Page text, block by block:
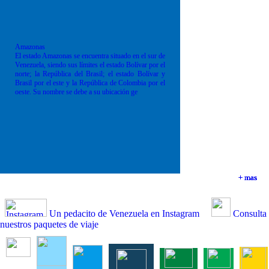
+ mas
+ mas
+ mas
Amazonas
El estado Amazonas se encuentra situado en el sur de
Venezuela, siendo sus límites el estado Bolívar por el
norte; la República del Brasil; el estado Bolívar y
Brasil por el este y la República de Colombia por el
oeste. Su nombre se debe a su ubicación ge
+ mas
Un pedacito de Venezuela en Instagram
Consulta
nuestros paquetes de viaje